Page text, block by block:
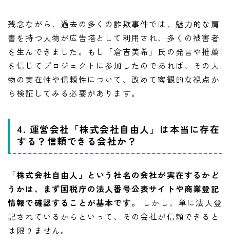
残念ながら、過去の多くの詐欺事件では、魅力的な肩
書を持つ人物が広告塔として利用され、多くの被害者
を生んできました。もし「倉吉美希」氏の発言や推薦
を信じてプロジェクトに参加したのであれば、その人
物の実在性や信頼性について、改めて客観的な視点か
ら検証してみる必要があります。
4. 運営会社「株式会社自由人」は本当に存在
する？信頼できる会社か？
「株式会社自由人」という社名の会社が実在するかど
うかは、まず国税庁の法人番号公表サイトや商業登記
情報で確認することが基本です。
しかし、単に法人登
記されているからといって、その会社が信頼できると
は限りません。